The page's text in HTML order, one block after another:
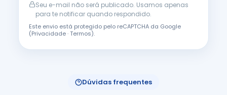
Seu e-mail não será publicado. Usamos apenas
para te notificar quando respondido.
Este envio está protegido pelo reCAPTCHA da Google
(Privacidade·Termos).
Dúvidas frequentes